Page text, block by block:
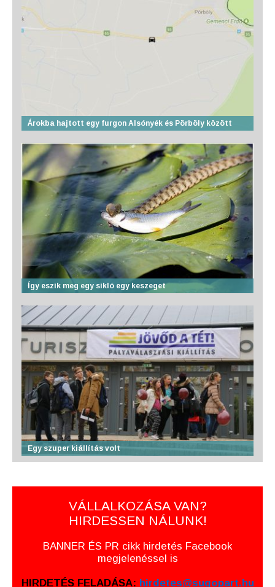
Árokba hajtott egy furgon Alsónyék és Pörböly között
Így eszik meg egy sikló egy keszeget
Egy szuper kiállítás volt
VÁLLALKOZÁSA VAN?
HIRDESSEN NÁLUNK!
BANNER ÉS PR cikk hirdetés Facebook
megjelenéssel is
HIRDETÉS FELADÁSA: hirdetes@sugopart.hu